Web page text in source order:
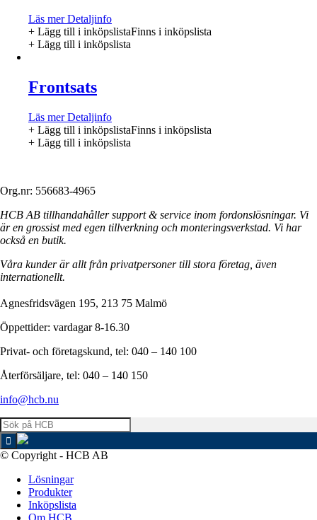
Läs merDetaljinfo
+ Lägg till i inköpslistaFinns i inköpslista
+ Lägg till i inköpslista
Frontsats
Läs merDetaljinfo
+ Lägg till i inköpslistaFinns i inköpslista
+ Lägg till i inköpslista
Org.nr: 556683-4965
HCB AB tillhandahåller support & service inom fordonslösningar. Vi
är en grossist med egen tillverkning och monteringsverkstad. Vi har
också en butik.
Våra kunder är allt från privatpersoner till stora företag, även
internationellt.
Agnesfridsvägen 195, 213 75 Malmö
Öppettider: vardagar 8-16.30
Privat- och företagskund, tel: 040 – 140 100
Återförsäljare, tel: 040 – 140 150
info@hcb.nu
© Copyright - HCB AB
Lösningar
Produkter
Inköpslista
Om HCB